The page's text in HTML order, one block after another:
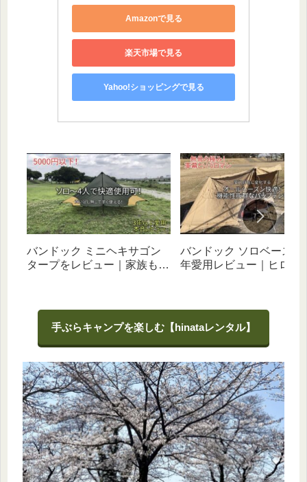
Amazonで見る
楽天市場で見る
Yahoo!ショッピングで見る
バンドック ミニヘキサゴン
タープをレビュー｜家族もソ
バンドック ソロベース
年愛用レビュー｜ヒロシ
手ぶらキャンプを楽しむ【hinataレンタル】